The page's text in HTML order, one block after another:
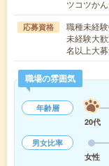
ツコツか
応募資格
職種未経
未経験大
名以上大
職場の雰囲気
年齢層
20代
男女比率
女性